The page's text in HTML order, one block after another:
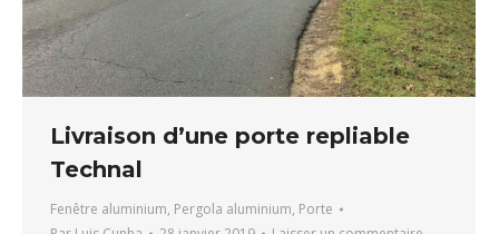
Livraison d’une porte repliable
Technal
Fenêtre aluminium, Pergola aluminium, Porte